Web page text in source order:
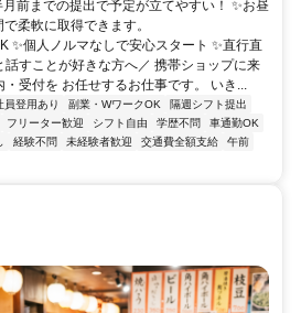
前までの提出で予定が立てやすい！ ✨お昼
柔軟に取得できます。
✨個人ノルマなしで安心スタート ✨直行直
話すことが好きな方へ／ 携帯ショップに来
・受付を お任せするお仕事です。 いき...
員登用あり 副業・WワークOK
隔週シフト提出
フリーター歓迎 シフト自由 学歴不問
車通勤OK
経験不問 未経験者歓迎 交通費全額支給
午前